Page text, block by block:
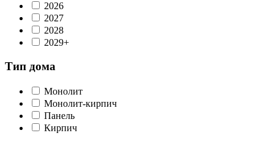
2026
2027
2028
2029+
Тип дома
Монолит
Монолит-кирпич
Панель
Кирпич